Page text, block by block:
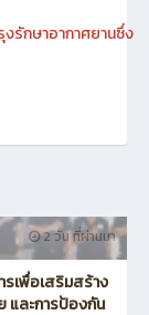
Robot
งรักษาอากาศยาน